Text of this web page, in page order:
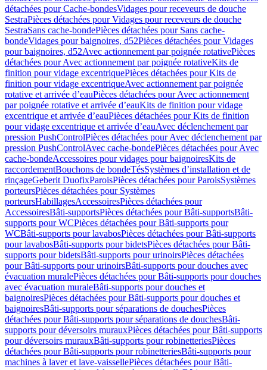
détachées pour Cache-bondesVidages pour receveurs de douche
SestraPièces détachées pour Vidages pour receveurs de douche
SestraSans cache-bondePièces détachées pour Sans cache-
bondeVidages pour baignoires, d52Pièces détachées pour Vidages
pour baignoires, d52Avec actionnement par poignée rotativePièces
détachées pour Avec actionnement par poignée rotativeKits de
finition pour vidage excentriquePièces détachées pour Kits de
finition pour vidage excentriqueAvec actionnement par poignée
rotative et arrivée d’eauPièces détachées pour Avec actionnement
par poignée rotative et arrivée d’eauKits de finition pour vidage
excentrique et arrivée d’eauPièces détachées pour Kits de finition
pour vidage excentrique et arrivée d’eauAvec déclenchement par
pression PushControlPièces détachées pour Avec déclenchement par
pression PushControlAvec cache-bondePièces détachées pour Avec
cache-bondeAccessoires pour vidages pour baignoiresKits de
raccordementBouchons de bondeTésSystèmes d’installation et de
rinçageGeberit DuofixParoisPièces détachées pour ParoisSystèmes
porteursPièces détachées pour Systèmes
porteursHabillagesAccessoiresPièces détachées pour
AccessoiresBâti-supportsPièces détachées pour Bâti-supportsBâti-
supports pour WCPièces détachées pour Bâti-supports pour
WCBâti-supports pour lavabosPièces détachées pour Bâti-supports
pour lavabosBâti-supports pour bidetsPièces détachées pour Bâti-
supports pour bidetsBâti-supports pour urinoirsPièces détachées
pour Bâti-supports pour urinoirsBâti-supports pour douches avec
évacuation muralePièces détachées pour Bâti-supports pour douches
avec évacuation muraleBâti-supports pour douches et
baignoiresPièces détachées pour Bâti-supports pour douches et
baignoiresBâti-supports pour séparations de douchesPièces
détachées pour Bâti-supports pour séparations de douchesBâti-
supports pour déversoirs murauxPièces détachées pour Bâti-supports
pour déversoirs murauxBâti-supports pour robinetteriesPièces
détachées pour Bâti-supports pour robinetteriesBâti-supports pour
machines à laver et lave-vaissellePièces détachées pour Bâti-